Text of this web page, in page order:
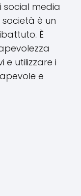
social media
è un
È
e utilizzare i
e